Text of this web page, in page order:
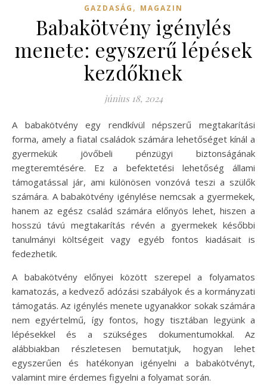
GAZDASÁG , MAGAZIN
Babakötvény igénylés
menete: egyszerű lépések
kezdőknek
június 18, 2024
A babakötvény egy rendkívül népszerű megtakarítási
forma, amely a fiatal családok számára lehetőséget kínál a
gyermekük jövőbeli pénzügyi biztonságának
megteremtésére. Ez a befektetési lehetőség állami
támogatással jár, ami különösen vonzóvá teszi a szülők
számára. A babakötvény igénylése nemcsak a gyermekek,
hanem az egész család számára előnyös lehet, hiszen a
hosszú távú megtakarítás révén a gyermekek későbbi
tanulmányi költségeit vagy egyéb fontos kiadásait is
fedezhetik.
A babakötvény előnyei között szerepel a folyamatos
kamatozás, a kedvező adózási szabályok és a kormányzati
támogatás. Az igénylés menete ugyanakkor sokak számára
nem egyértelmű, így fontos, hogy tisztában legyünk a
lépésekkel és a szükséges dokumentumokkal. Az
alábbiakban részletesen bemutatjuk, hogyan lehet
egyszerűen és hatékonyan igényelni a babakötvényt,
valamint mire érdemes figyelni a folyamat során.